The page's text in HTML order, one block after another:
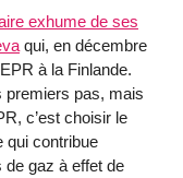
exhume de ses
qui, en décembre
à la Finlande.
premiers pas, mais
c’est choisir le
qui contribue
de gaz à effet de